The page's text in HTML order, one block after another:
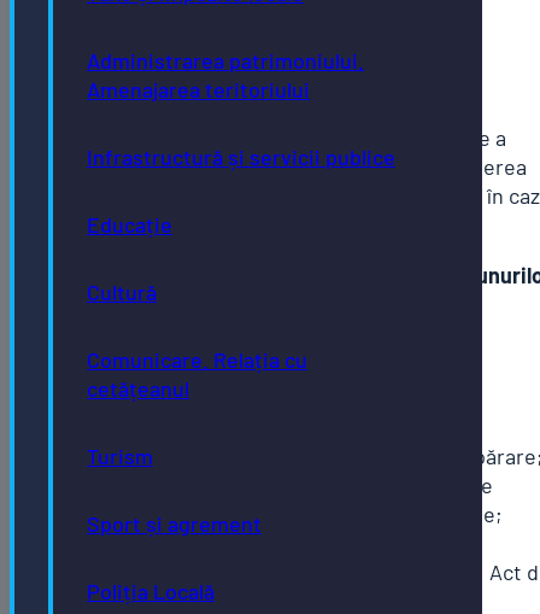
Administrarea patrimoniului.
Amenajarea teritoriului
Infrastructură și servicii publice
Educație
Cultură
Comunicare. Relația cu
cetățeanul
Turism
Sport și agrement
Poliția Locală
persoanelor juridice
Procedură:Prezenta procedură
reglementează modul de înregistrare a
clădirilor în evidențele fiscale, în vederea
stabilirii impozitului/taxei pe clădiri, în
persoanelor juridice.
Documentele necesare declarării
imobile – clădiri
Act de dobândire
Transfer de proprietate
Contract de vânzare-
Contract de schimb; Act de
partaj; Contracte de fiducie;
Contract de dare în plată;
Dispoziție de retrocedare; Act